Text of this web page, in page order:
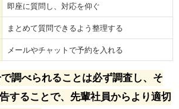
即座に質問し、対応を仰ぐ
まとめて質問できるよう整理する
メールやチャットで予約を入れる
調べられることは必ず調査し、そ
することで、先輩社員からより適切